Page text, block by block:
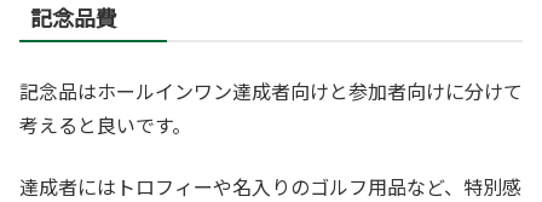
記念品費
記念品はホールインワン達成者向けと参加者向けに分けて
考えると良いです。
達成者にはトロフィーや名入りのゴルフ用品など、特別感